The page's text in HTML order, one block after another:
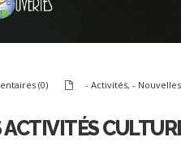
(0) - Activités, - Nouvelles